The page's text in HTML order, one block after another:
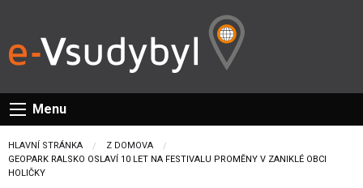
Menu
HLAVNÍ STRÁNKA
Z DOMOVA
CURRENT:
GEOPARK RALSKO OSLAVÍ 10 LET NA FESTIVALU PROMĚNY V ZANIKLÉ OBCI
HOLIČKY